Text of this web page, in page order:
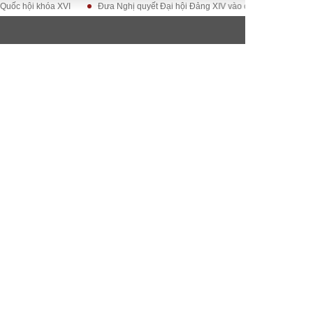
XVI Đưa Nghị quyết Đại hội Đảng XIV vào cuộc sống